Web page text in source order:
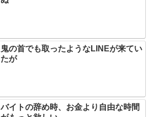
鬼の首でも取ったようなLINEが来てい
たが
バイトの辞め時、お金より自由な時間